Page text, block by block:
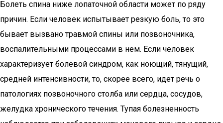
Болеть спина ниже лопаточной области может по ряду
причин. Если человек испытывает резкую боль, то это
бывает вызвано травмой спины или позвоночника,
воспалительными процессами в нем. Если человек
характеризует болевой синдром, как ноющий, тянущий,
средней интенсивности, то, скорее всего, идет речь о
патологиях позвоночного столба или сердца, сосудов,
желудка хронического течения. Тупая болезненность